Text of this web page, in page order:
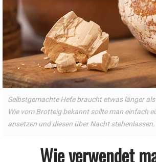
Selbstgemachte Hefe braucht etwas länger
Wie vom Brotteig bekannt sollte man einfach
ansetzen und diesen über Nacht stehenlassen.
Wie verwendet